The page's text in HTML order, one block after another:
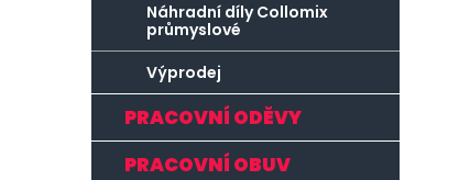
Náhradní díly Collomix
průmyslové
Výprodej
PRACOVNÍ ODĚVY
PRACOVNÍ OBUV